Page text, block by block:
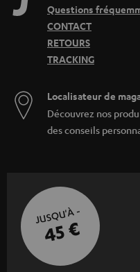
Questions
CONTACT
RETOURS
TRACKING
Localisateur de
Découvrez nos
des conseils
JUSQU'À -
45 €